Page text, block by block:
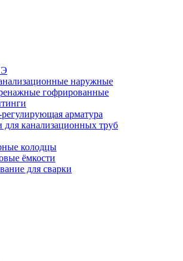
наружные
гофрированные
арматура
канализационных труб
колодцы
ёмкости
для сварки